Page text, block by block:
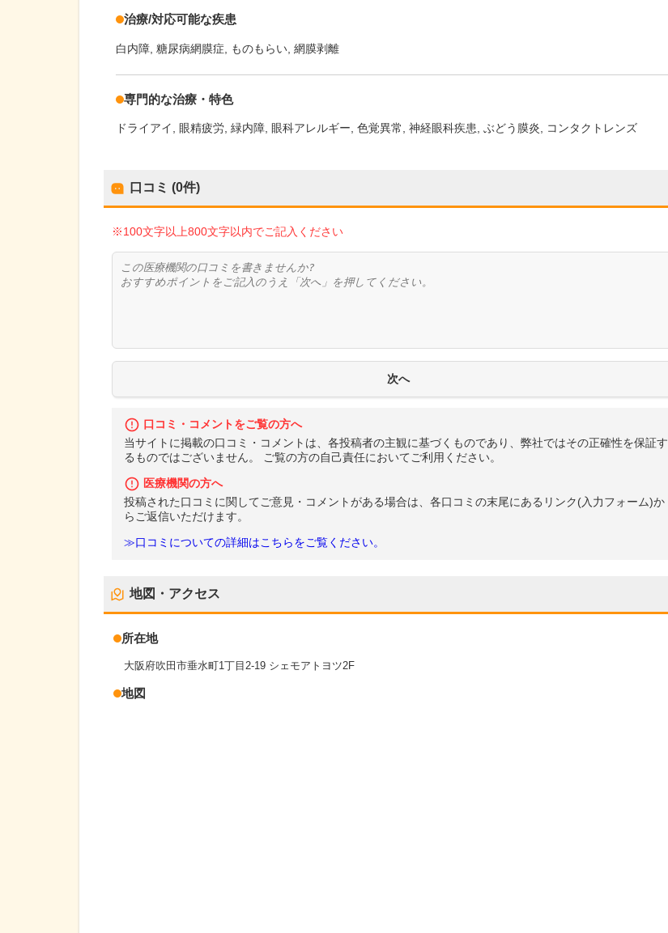
治療/対応可能な疾患
白内障 糖尿病網膜症 ものもらい 網膜剥離
専門的な治療・特色
ドライアイ 眼精疲労 緑内障 眼科アレルギー 色覚異常 神経眼科疾患 ぶどう膜炎 コンタクトレンズ
口コミ (0件)
※100文字以上800文字以内でご記入ください
口コミ・コメントをご覧の方へ
当サイトに掲載の口コミ・コメントは、各投稿者の主観に基づくものであり、弊社ではその正確性を保証す
るものではございません。 ご覧の方の自己責任においてご利用ください。
医療機関の方へ
投稿された口コミに関してご意見・コメントがある場合は、各口コミの末尾にあるリンク(入力フォーム)か
らご返信いただけます。
≫口コミについての詳細はこちらをご覧ください。
地図・アクセス
所在地
大阪府吹田市垂水町1丁目2-19 シェモアトヨツ2F
地図